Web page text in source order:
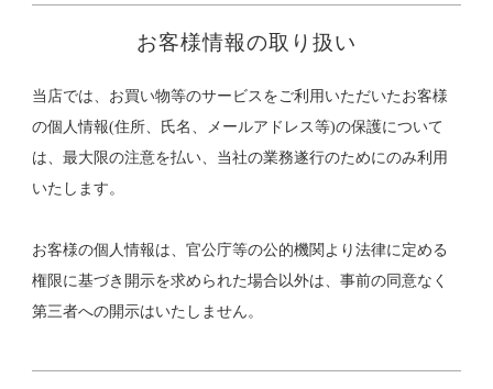
お客様情報の取り扱い
当店では、お買い物等のサービスをご利用いただいたお客様
の個人情報(住所、氏名、メールアドレス等)の保護について
は、最大限の注意を払い、当社の業務遂行のためにのみ利用
いたします。
お客様の個人情報は、官公庁等の公的機関より法律に定める
権限に基づき開示を求められた場合以外は、事前の同意なく
第三者への開示はいたしません。